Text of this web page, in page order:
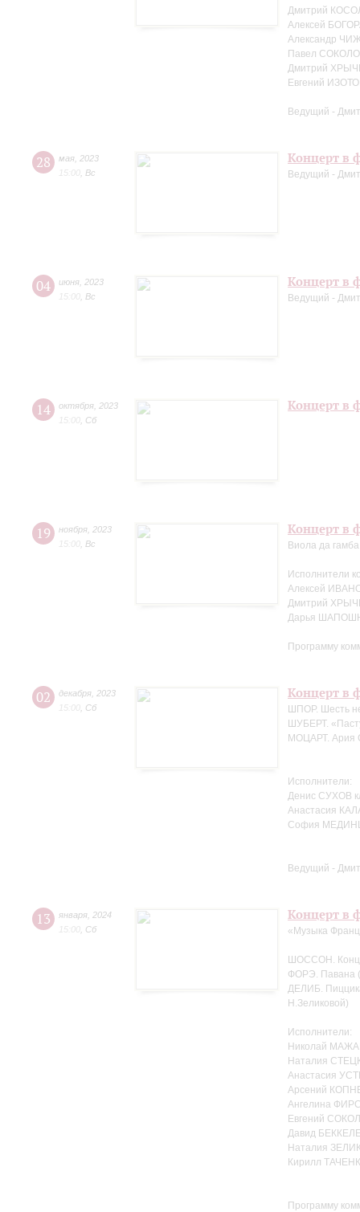
Дмитрий
Алексей
Александр
Павел
Дмитрий
Евгений
Ведущий -
28 мая 2023
15:00 Вс
Концерт в
Ведущий -
04 июня 2023
15:00 Вс
Концерт в
Ведущий -
14 октября 2023
15:00 Сб
Концерт в
19 ноября 2023
15:00 Вс
Концерт в
Виола да
Исполнители
Алексей
Дмитрий
Дарья
Программу
02 декабря 2023
15:00 Сб
Концерт в
ШПОР. Шесть
ШУБЕРТ.
МОЦАРТ. Ария
Исполнители:
Денис СУХОВ
Анастасия
София
Ведущий -
13 января 2024
15:00 Сб
Концерт в
«Музыка
ШОССОН.
ФОРЭ. Павана
ДЕЛИБ.
Н.Зеликовой)
Исполнители:
Николай
Наталия
Анастасия
Арсений
Ангелина
Евгений
Давид
Наталия
Кирилл
Программу